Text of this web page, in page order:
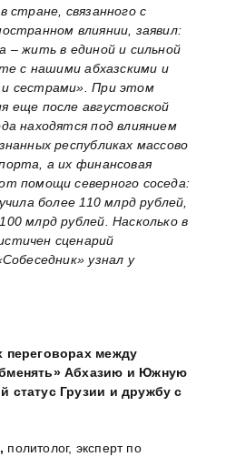
стране, связанного с
влиянии, заявил:
– жить в единой и сильной
с нашими абхазскими и
сестрами». При этом
еще после августовской
находятся под влиянием
республиках массово
а их финансовая
помощи северного соседа:
более 110 млрд рублей,
млрд рублей. Насколько в
сценарий
узнал у
переговорах между
Абхазию и Южную
статус Грузии и дружбу с
политолог, эксперт по